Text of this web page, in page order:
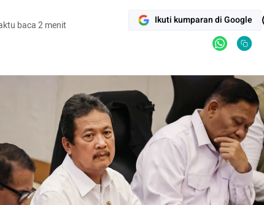
baca 2 menit Ikuti kumparan di Google